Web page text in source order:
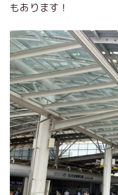
もあります！